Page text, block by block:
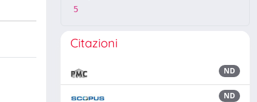
5
Citazioni
ND
ND